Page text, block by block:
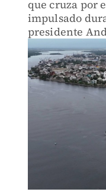
que cruza por
impulsado
presidente
Obrador